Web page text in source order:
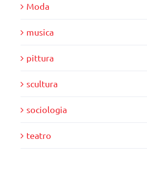
Moda
musica
pittura
scultura
sociologia
teatro